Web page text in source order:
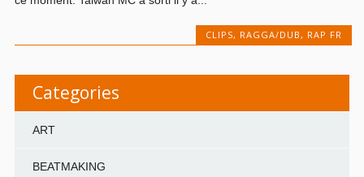
CLIPS, RAGGA/DUB, RAP FR
Categories
ART
BEATMAKING